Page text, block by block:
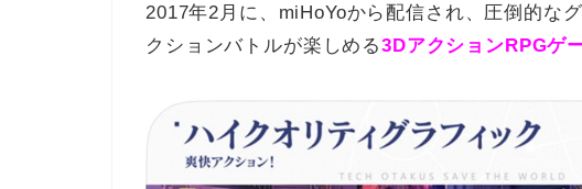
2017年2月に、miHoYoから配信され、圧倒的な
クションバトルが楽しめる3DアクションRPGゲ